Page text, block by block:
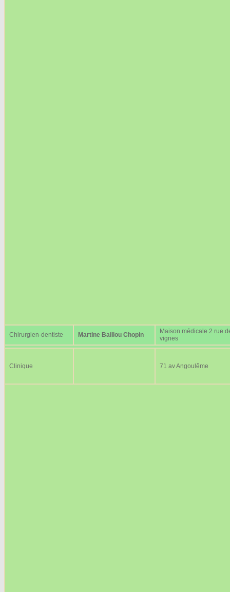
Chirurgien-dentiste Martine Baillou Chopin
Maison médicale 2 rue
vignes
Clinique 71 av Angoulême